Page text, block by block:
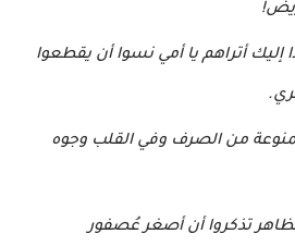
إليك أتراهم يا أمي نسوا أن يقطعوا
من الصرف وفي القلب وجوه
تذكروا أن أصغر عُصفور